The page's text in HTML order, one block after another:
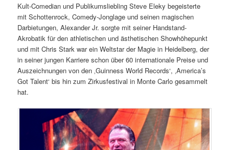
Kult-Comedian und Publikumsliebling Steve Eleky begeisterte
mit Schottenrock, Comedy-Jonglage und seinen magischen
Darbietungen, Alexander Jr. sorgte mit seiner Handstand-
Akrobatik für den athletischen und ästhetischen Showhöhepunkt
und mit Chris Stark war ein Weltstar der Magie in Heidelberg, der
in seiner jungen Karriere schon über 60 internationale Preise und
Auszeichnungen von den ‚Guinness World Records‘, ‚America’s
Got Talent‘ bis hin zum Zirkusfestival in Monte Carlo gesammelt
hat.